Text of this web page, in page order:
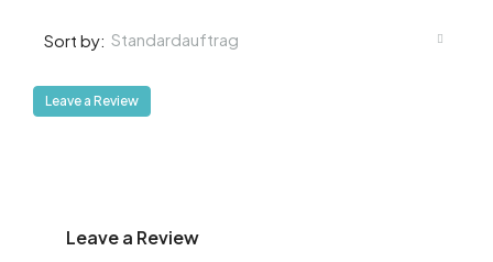
Sort by: Standardauftrag
Leave a Review
Leave a Review